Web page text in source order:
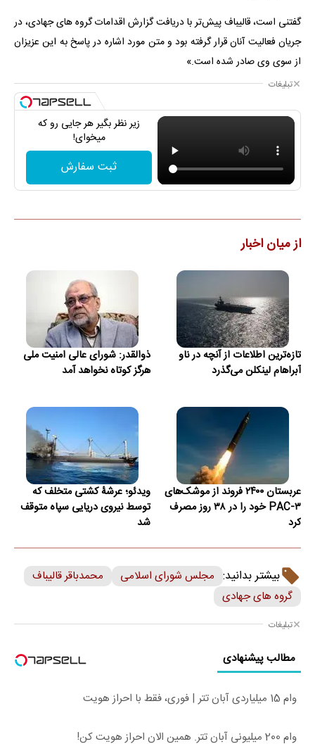
گفتنی است، قالیباف پیش‌تر با دریافت گزارش اقدامات گروه های جهادی، در
جریان فعالیت آنان قرار گرفته بود و متن مورد اشاره در پاسخ به این عزیزان
از سوی وی صادر شده است.»
تبلیغات
زیر نظر بگیر هر جایی رو که
میخوای!
ثبت سفارش
از میان اخبار
تازه‌ترین اطلاعات از آنچه در ناو
آبراهام لینکلن می‌گذرد
ذوالقدر: شورای عالی امنیت ملی
هرگز کوتاه نخواهد آمد
عربستان ۲۴۰۰ فروند از موشک‌های
PAC-۳ خود را در ۳۸ روز مصرف
کرد
ویدئو؛ عرشۀ کشتی متخلف که
توسط نیروی دریایی سپاه متوقف
شد
بیشتر بدانید: مجلس شورای اسلامی
محمدباقر قالیباف
گروه های جهادی
تبلیغات
مطالب پیشنهادی
وام 15 میلیاردی آبان تتر | فوری، فقط با احراز هویت
وام 200 میلیونی آبان تتر. همین الان احراز هویت کن!